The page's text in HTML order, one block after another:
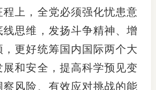
程上，全党必须强化忧患意
线思维，发扬斗争精神、增
，更好统筹国内国际两个大
展和安全，提高科学预见变
察风险、有效应对挑战的能